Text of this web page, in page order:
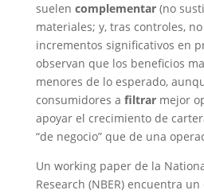
suelen complementar(no
materiales; y, tras controles,
incrementos significativos en
observan que los beneficios
menores de lo esperado,
consumidores a filtrarmejor
apoyar el crecimiento de
“de negocio” que de una
Un working paper de la
Research (NBER) encuentra